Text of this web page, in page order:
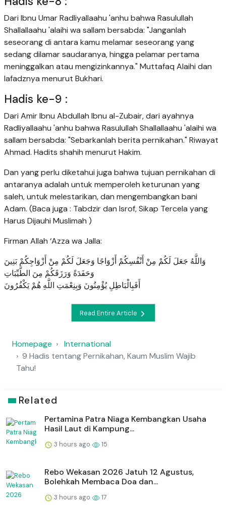
Dari Ibnu Umar Radliyallaahu 'anhu bahwa Rasulullah
Shallallaahu 'alaihi wa sallam bersabda: "Janganlah
seseorang di antara kamu melamar seseorang yang
sedang dilamar saudaranya, hingga pelamar pertama
meninggalkan atau mengizinkannya." Muttafaq Alaihi dan
lafadznya menurut Bukhari.
Hadis ke-9 :
Dari Amir Ibnu Abdullah Ibnu al-Zubair, dari ayahnya
Radliyallaahu 'anhu bahwa Rasulullah Shallallaahu 'alaihi wa
sallam bersabda: "Sebarkanlah berita pernikahan." Riwayat
Ahmad. Hadits shahih menurut Hakim.
Dan yang perlu diketahui juga bahwa tujuan pernikahan di
antaranya adalah untuk memperoleh keturunan yang
saleh, untuk melestarikan, dan mengembangkan bani
Adam. (Baca juga : Tabdzir dan Isrof, Sikap Tercela yang
Harus Dijauhi Muslimah )
Firman Allah ‘Azza wa Jalla:
وَاللَّهُ جَعَلَ لَكُمْ مِنْ أَنْفُسِكُمْ أَزْوَاجًا وَجَعَلَ لَكُمْ مِنْ أَزْوَاجِكُمْ بَنِينَ
وَحَفَدَةً وَرَزَقَكُمْ مِنَ الطَّيِّبَاتِ
أَفَبِالْبَاطِلِ يُؤْمِنُونَ وَبِنِعْمَتِ اللَّهِ هُمْ يَكْفُرُونَ
Read Entire Article
Homepage
International
9 Hadis tentang Pernikahan, Kaum Muslim Wajib
Tahu!
Related
Pertamina Patra Niaga Kembangkan Usaha
Hasil Laut di Kampung...
3 hours ago 15
Rebo Wekasan 2026 Jatuh 12 Agustus,
Bolehkah Membaca Doa dan...
3 hours ago 17